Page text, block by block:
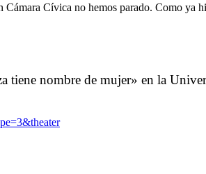
Cívica no hemos parado. Como ya
tiene nombre de mujer» en la